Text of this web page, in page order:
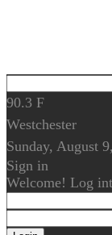
90.3 F
Westchester
Sunday, August
Sign in
Welcome! Log